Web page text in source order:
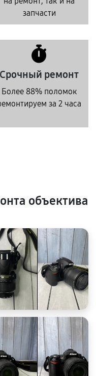
запчасти
Срочный ремонт
Более 88% поломок
за 2 часа
объектива